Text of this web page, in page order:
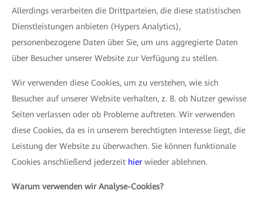
Allerdings verarbeiten die Drittparteien, die diese statistischen
Dienstleistungen anbieten (Hypers Analytics),
personenbezogene Daten über Sie, um uns aggregierte Daten
über Besucher unserer Website zur Verfügung zu stellen.
Wir verwenden diese Cookies, um zu verstehen, wie sich
Besucher auf unserer Website verhalten, z. B. ob Nutzer gewisse
Seiten verlassen oder ob Probleme auftreten. Wir verwenden
diese Cookies, da es in unserem berechtigten Interesse liegt, die
Leistung der Website zu überwachen. Sie können funktionale
Cookies anschließend jederzeit hier wieder ablehnen.
Warum verwenden wir Analyse-Cookies?